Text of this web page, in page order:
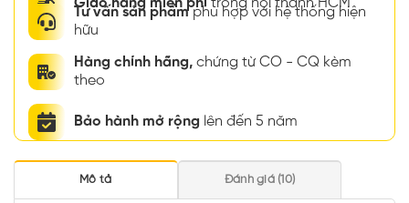
Giao hàng miễn phí trong nội thành HCM
Tư vấn sản phẩmphù hợp với hệ thống hiện
hữu
Hàng chính hãng, chứng từ CO - CQ kèm
theo
Bảo hành mở rộng lên đến 5 năm
Mô tả Đánh giá (10)